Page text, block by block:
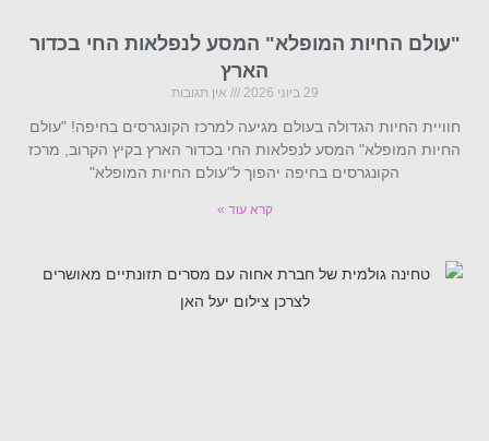
"עולם החיות המופלא" המסע לנפלאות החי בכדור
הארץ
29 ביוני 2026 אין תגובות
חוויית החיות הגדולה בעולם מגיעה למרכז הקונגרסים בחיפה! "עולם
החיות המופלא" המסע לנפלאות החי בכדור הארץ בקיץ הקרוב, מרכז
הקונגרסים בחיפה יהפוך ל"עולם החיות המופלא"
קרא עוד »